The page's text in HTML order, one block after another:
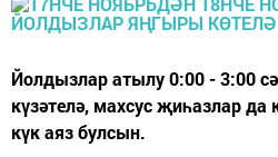
Йолдызлар атылу 0:00 - 3:00
күзәтелә, махсус җиһазлар да
күк аяз булсын.